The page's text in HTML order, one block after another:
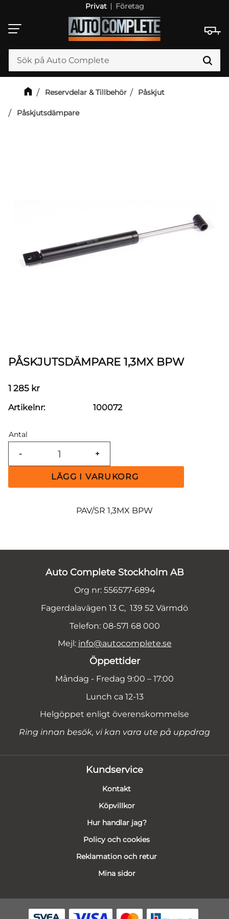
Meny
Privat Företag
Reservdelar & Tillbehör Påskjut
Påskjutsdämpare
PÅSKJUTSDÄMPARE 1,3MX BPW
1 285 kr
Antal
+
-
Artikelnr 100072
PAV/SR 1,3MX BPW
Auto Complete Stockholm AB
Org nr: 556577-6894
Fagerdalavägen 13 C, 139 52 Värmdö
Telefon: 08-571 68 000
Mejl: info@autocomplete.se
Öppettider
Måndag - Fredag 9:00 – 17:00
Lunch ca 12-13
Helgöppet enligt överenskommelse
Ring innan besök, vi kan vara ute på uppdrag
Kundservice
Kontakt
Köpvillkor
Hur handlar jag?
Policy och cookies
Reklamation och retur
Mina sidor